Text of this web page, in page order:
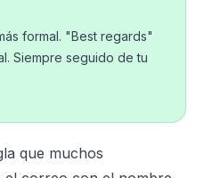
formal. "Best regards"
Siempre seguido de tu
que muchos